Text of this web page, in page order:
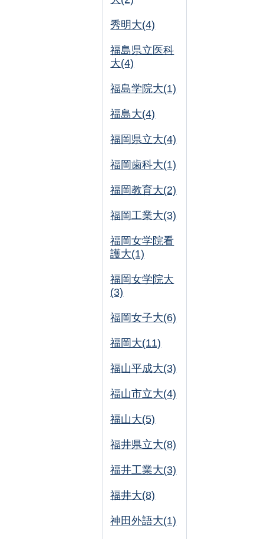
秀明大(4)
福島県立医科
大(4)
福島学院大(1)
福島大(4)
福岡県立大(4)
福岡歯科大(1)
福岡教育大(2)
福岡工業大(3)
福岡女学院看
護大(1)
福岡女学院大
(3)
福岡女子大(6)
福岡大(11)
福山平成大(3)
福山市立大(4)
福山大(5)
福井県立大(8)
福井工業大(3)
福井大(8)
神田外語大(1)